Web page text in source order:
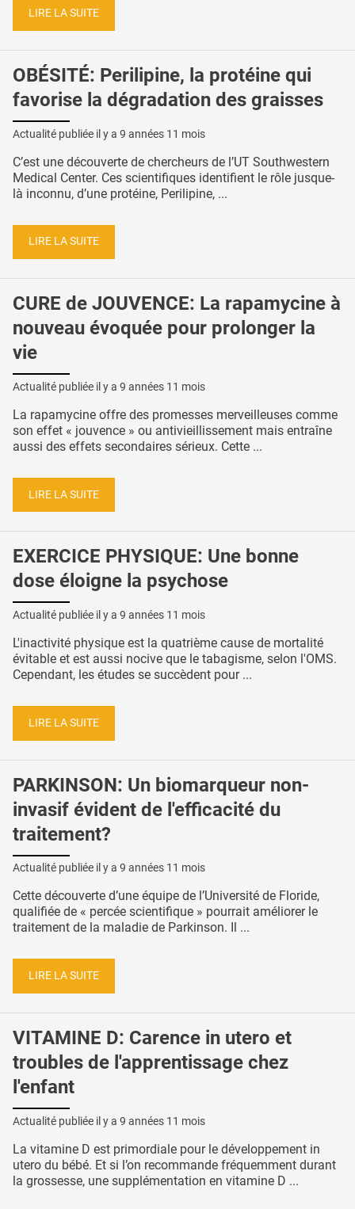
LIRE LA SUITE
OBÉSITÉ: Perilipine, la protéine qui
favorise la dégradation des graisses
Actualité publiée il y a 9 années 11 mois
C’est une découverte de chercheurs de l’UT Southwestern
Medical Center. Ces scientifiques identifient le rôle jusque-
là inconnu, d’une protéine, Perilipine, ...
LIRE LA SUITE
CURE de JOUVENCE: La rapamycine à
nouveau évoquée pour prolonger la
vie
Actualité publiée il y a 9 années 11 mois
La rapamycine offre des promesses merveilleuses comme
son effet « jouvence » ou antivieillissement mais entraîne
aussi des effets secondaires sérieux. Cette ...
LIRE LA SUITE
EXERCICE PHYSIQUE: Une bonne
dose éloigne la psychose
Actualité publiée il y a 9 années 11 mois
L'inactivité physique est la quatrième cause de mortalité
évitable et est aussi nocive que le tabagisme, selon l'OMS.
Cependant, les études se succèdent pour ...
LIRE LA SUITE
PARKINSON: Un biomarqueur non-
invasif évident de l'efficacité du
traitement?
Actualité publiée il y a 9 années 11 mois
Cette découverte d’une équipe de l’Université de Floride,
qualifiée de « percée scientifique » pourrait améliorer le
traitement de la maladie de Parkinson. Il ...
LIRE LA SUITE
VITAMINE D: Carence in utero et
troubles de l'apprentissage chez
l'enfant
Actualité publiée il y a 9 années 11 mois
La vitamine D est primordiale pour le développement in
utero du bébé. Et si l’on recommande fréquemment durant
la grossesse, une supplémentation en vitamine D ...